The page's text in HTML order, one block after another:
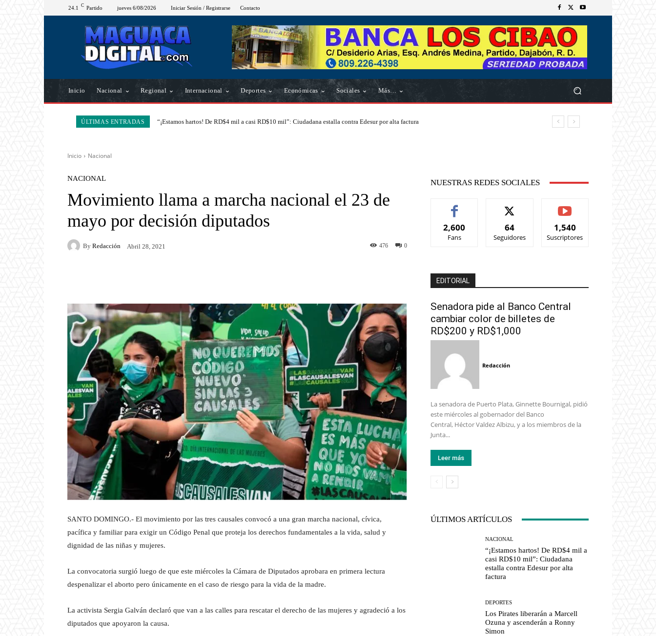
24.1 C Partido jueves 6/08/2026 Iniciar Sesión / Registrarse Contacto
Inicio Nacional Regional Internacional Deportes Económicas Sociales Más…
ÚLTIMAS ENTRADAS “¡Estamos hartos! De RD$4 mil a casi RD$10 mil”: Ciudadana estalla contra Edesur por alta factura
Inicio Nacional
NACIONAL
Movimiento llama a marcha nacional el 23 de
mayo por decisión diputados
By Redacción Abril 28, 2021 0
476
SANTO DOMINGO.- El movimiento por las tres causales convocó a una gran marcha nacional, cívica,
pacífica y familiar para exigir un Código Penal que proteja los derechos fundamentales a la vida, salud y
dignidad de las niñas y mujeres.
La convocatoria surgió luego de que este miércoles la Cámara de Diputados aprobara en primera lectura
despenalizar el aborto pero únicamente en el caso de riesgo para la vida de la madre.
La activista Sergia Galván declaró que van a las calles para rescatar el derecho de las mujeres y agradeció a los
diputados que apoyaron la causa.
NUESTRAS REDES SOCIALES
2,600
Fans
64
Seguidores
1,540
Suscriptores
EDITORIAL
Senadora pide al Banco Central
cambiar color de billetes de
RD$200 y RD$1,000
Redacción
La senadora de Puerto Plata, Ginnette Bournigal, pidió
este miércoles al gobernador del Banco
Central, Héctor Valdez Albizu, y a los miembros de la
Junta...
Leer más
ÚLTIMOS ARTÍCULOS
NACIONAL
“¡Estamos hartos! De RD$4 mil a
casi RD$10 mil”: Ciudadana
estalla contra Edesur por alta
factura
DEPORTES
Los Pirates liberarán a Marcell
Ozuna y ascenderán a Ronny
Simon